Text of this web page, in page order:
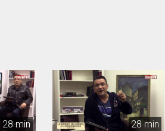
28 min 28 min